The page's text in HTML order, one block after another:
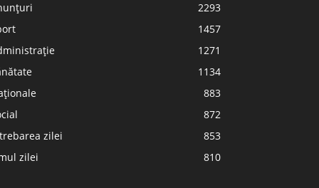
2293
1457
1271
1134
883
872
zilei
853
zilei
810